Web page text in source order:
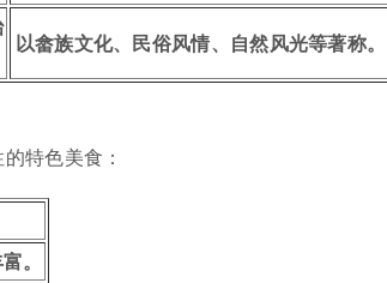
以畲族文化、民俗风情、自然风光等著称。
特色美食：
。